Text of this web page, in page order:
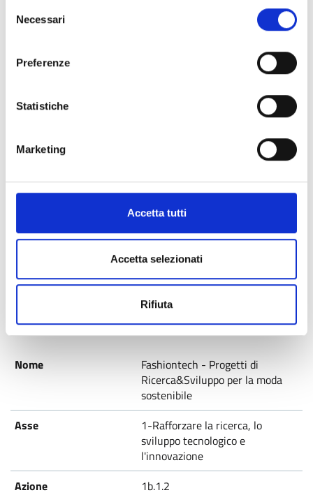
Per conoscere i dettagli, consulta la nostra cookie policy.
https://www.openinnovation.regione.lombardia.it/it/co
https://www.openinnovation.regione.lombardia.it/it/pr
delNecessari
Preferenze
Statistiche
Marketing
Accetta tutti
Accetta selezionati
Rifiuta
Tecnologici Lombardi (CTL)
1-Rafforzare la ricerca, lo
l'innovazione
1b.2.1
Pubblicato
Fashiontech - Progetti di
Ricerca&Sviluppo per la moda
sostenibile
1-Rafforzare la ricerca, lo
sviluppo tecnologico e
l'innovazione
1b.1.2